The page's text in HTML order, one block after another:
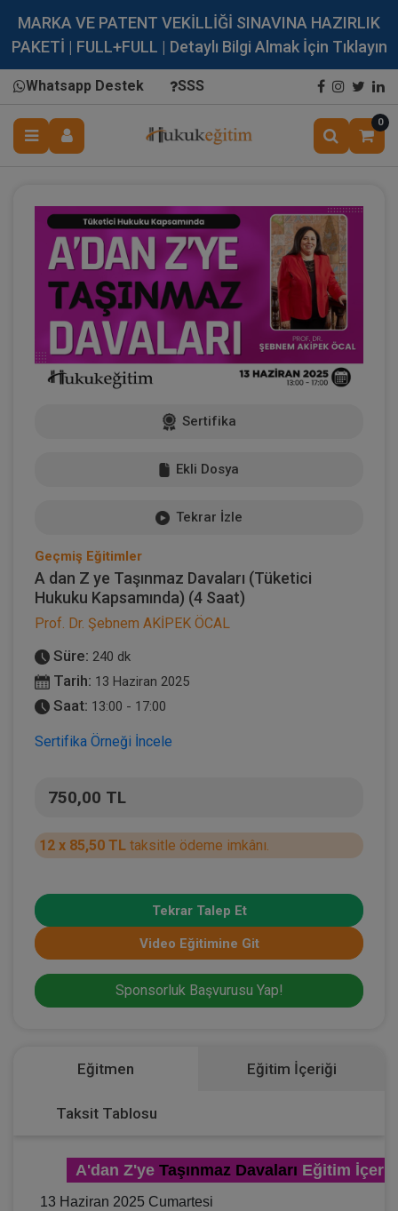
MARKA VE PATENT VEKİLLİĞİ SINAVINA HAZIRLIK
PAKETİ | FULL+FULL | Detaylı Bilgi Almak İçin Tıklayın
Whatsapp Destek SSS
0
Sertifika
Ekli Dosya
Tekrar İzle
Geçmiş Eğitimler
A dan Z ye Taşınmaz Davaları (Tüketici
Hukuku Kapsamında) (4 Saat)
Prof. Dr. Şebnem AKİPEK ÖCAL
Süre: 240 dk
Tarih: 13 Haziran 2025
Saat: 13:00 - 17:00
Sertifika Örneği İncele
750,00 TL
12 x 85,50 TL taksitle ödeme imkânı.
Tekrar Talep Et
Video Eğitimine Git
Sponsorluk Başvurusu Yap!
Eğitmen Eğitim İçeriği
Taksit Tablosu
A'dan Z'ye Taşınmaz Davaları Eğitim
13 Haziran 2025 Cumartesi